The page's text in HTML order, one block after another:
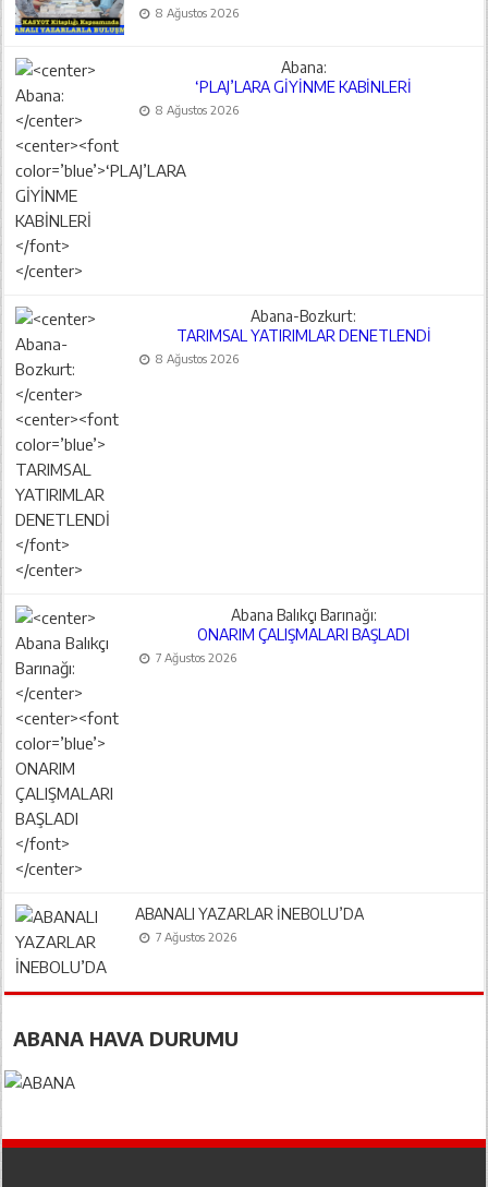
8 Ağustos 2026
Abana:
‘PLAJ’LARA GİYİNME KABİNLERİ
8 Ağustos 2026
Abana-Bozkurt:
TARIMSAL YATIRIMLAR DENETLENDİ
8 Ağustos 2026
Abana Balıkçı Barınağı:
ONARIM ÇALIŞMALARI BAŞLADI
7 Ağustos 2026
ABANALI YAZARLAR İNEBOLU’DA
7 Ağustos 2026
ABANA HAVA DURUMU